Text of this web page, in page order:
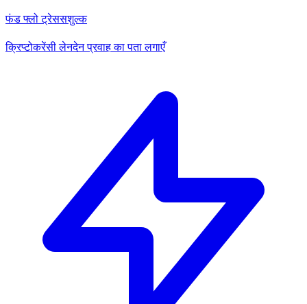
फंड फ्लो ट्रेससशुल्क
क्रिप्टोकरेंसी लेनदेन प्रवाह का पता लगाएँ